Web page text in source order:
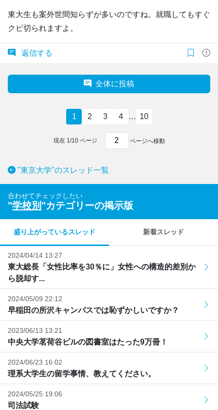
東大生も案外世間知らずが多いのですね。就職してもすぐ
クビ切られますよ。
返信する
全体に投稿
1 2 3 4 … 10
現在 1 /10 ページ ページへ移動
"東京大学"のスレッド一覧
合わせてチェックしたい
"学校別 "カテゴリーの掲示版
盛り上がっているスレッド 新着スレッド
2024/04/14 13:27
東大総長「女性比率を30％に」女性への構造的差別か
ら脱却す...
2024/05/09 22:12
早稲田の所沢キャンパスでは恥ずかしいですか？
2023/06/13 13:21
中央大学茗荷谷ビルの図書室はたった9万冊！
2024/06/23 16:02
理系大学生の留学事情、教えてください。
2024/05/25 19:06
司法試験